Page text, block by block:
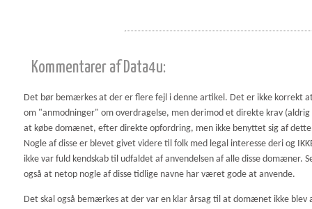
Kommentarer af Data4u:
Det bør bemærkes at der er flere fejl i denne artikel. Det er ikke korrekt
om "anmodninger" om overdragelse, men derimod et direkte krav
at købe domænet, efter direkte opfordring, men ikke benyttet sig af
Nogle af disse er blevet givet videre til folk med legal interesse deri og
ikke var fuld kendskab til udfaldet af anvendelsen af alle disse
også at netop nogle af disse tidlige navne har været gode at anvende.
Det skal også bemærkes at der var en klar årsag til at domænet ikke